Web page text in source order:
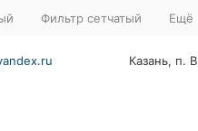
Фильтр сетчатый Ещё
Казань, п.